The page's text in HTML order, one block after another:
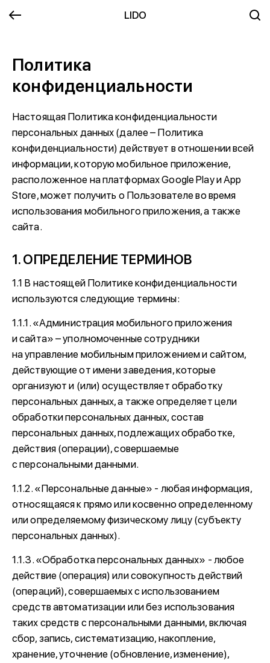
LIDO
Политика
конфиденциальности
Настоящая Политика конфиденциальности
персональных данных (далее – Политика
конфиденциальности) действует в отношении всей
информации, которую мобильное приложение,
расположенное на платформах Google Play и App
Store, может получить о Пользователе во время
использования мобильного приложения, а также
сайта.
1. ОПРЕДЕЛЕНИЕ ТЕРМИНОВ
1.1 В настоящей Политике конфиденциальности
используются следующие термины:
1.1.1. «Администрация мобильного приложения
и сайта» – уполномоченные сотрудники
на управление мобильным приложением и сайтом,
действующие от имени заведения, которые
организуют и (или) осуществляет обработку
персональных данных, а также определяет цели
обработки персональных данных, состав
персональных данных, подлежащих обработке,
действия (операции), совершаемые
с персональными данными.
1.1.2. «Персональные данные» - любая информация,
относящаяся к прямо или косвенно определенному
или определяемому физическому лицу (субъекту
персональных данных).
1.1.3. «Обработка персональных данных» - любое
действие (операция) или совокупность действий
(операций), совершаемых с использованием
средств автоматизации или без использования
таких средств с персональными данными, включая
сбор, запись, систематизацию, накопление,
хранение, уточнение (обновление, изменение),